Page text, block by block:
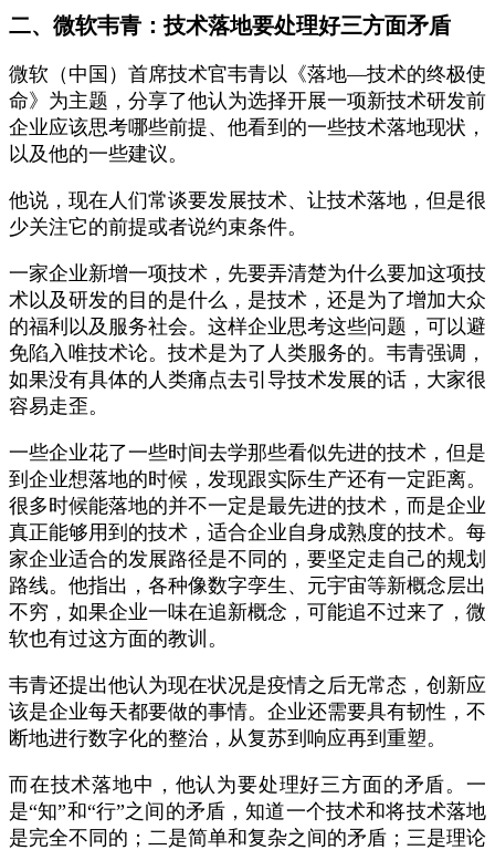
二、微软韦青：技术落地要处理好三方面矛盾
微软（中国）首席技术官韦青以《落地—技术的终极使
命》为主题，分享了他认为选择开展一项新技术研发前
企业应该思考哪些前提、他看到的一些技术落地现状，
以及他的一些建议。
他说，现在人们常谈要发展技术、让技术落地，但是很
少关注它的前提或者说约束条件。
一家企业新增一项技术，先要弄清楚为什么要加这项技
术以及研发的目的是什么，是技术，还是为了增加大众
的福利以及服务社会。这样企业思考这些问题，可以避
免陷入唯技术论。技术是为了人类服务的。韦青强调，
如果没有具体的人类痛点去引导技术发展的话，大家很
容易走歪。
一些企业花了一些时间去学那些看似先进的技术，但是
到企业想落地的时候，发现跟实际生产还有一定距离。
很多时候能落地的并不一定是最先进的技术，而是企业
真正能够用到的技术，适合企业自身成熟度的技术。每
家企业适合的发展路径是不同的，要坚定走自己的规划
路线。他指出，各种像数字孪生、元宇宙等新概念层出
不穷，如果企业一味在追新概念，可能追不过来了，微
软也有过这方面的教训。
韦青还提出他认为现在状况是疫情之后无常态，创新应
该是企业每天都要做的事情。企业还需要具有韧性，不
断地进行数字化的整治，从复苏到响应再到重塑。
而在技术落地中，他认为要处理好三方面的矛盾。一
是“知”和“行”之间的矛盾，知道一个技术和将技术落地
是完全不同的；二是简单和复杂之间的矛盾；三是理论